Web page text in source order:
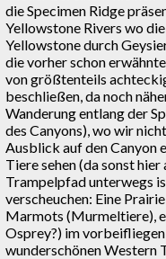
die Specimen Ridge
Yellowstone Rivers wo
Yellowstone durch
die vorher schon
von größtenteils
beschließen, da noch
Wanderung entlang der
des Canyons), wo wir
Ausblick auf den Canyon
Tiere sehen (da sonst
Trampelpfad unterwegs
verscheuchen: Eine
Marmots (Murmeltiere),
Osprey?) im
wunderschönen Western